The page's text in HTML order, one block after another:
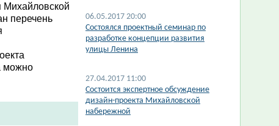
Михайловской
перечень
можно
06.05.2017 20:00
Состоялся проектный семинар по
разработке концепции развития
улицы Ленина
27.04.2017 11:00
Состоится экспертное обсуждение
дизайн-проекта Михайловской
набережной